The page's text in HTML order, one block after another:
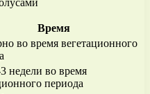
Время
во время вегетационного
недели во время
периода